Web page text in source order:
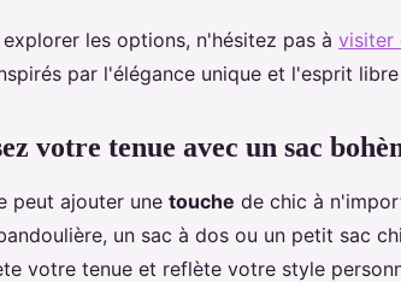
les options, n'hésitez pas à visiter
par l'élégance unique et l'esprit
votre tenue avec un sac
peut ajouter une touche de chic à
un sac à dos ou un petit sac
votre tenue et reflète votre style